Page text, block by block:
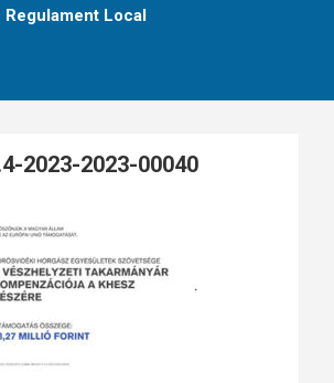
Regulament Local
2023-2023-00040